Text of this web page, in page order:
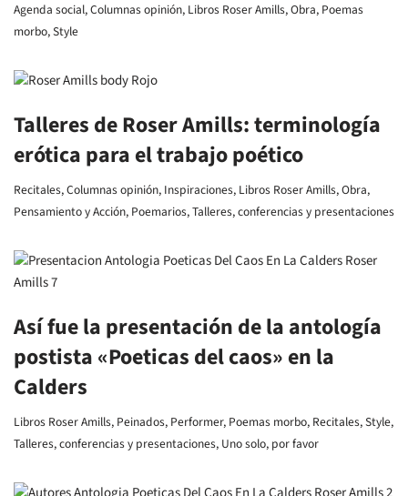
Agenda social,Columnas opinión, Libros Roser Amills,Obra, Poemas
morbo,Style
Talleres de Roser Amills: terminología
erótica para el trabajo poético
Recitales,Columnas opinión, Inspiraciones, Libros Roser Amills,Obra,
Pensamiento y Acción, Poemarios,Talleres, conferencias y presentaciones
Así fue la presentación de la antología
postista «Poeticas del caos» en la
Calders
Libros Roser Amills, Peinados, Performer, Poemas morbo, Recitales,Style,
Talleres, conferencias y presentaciones, Uno solo, por favor